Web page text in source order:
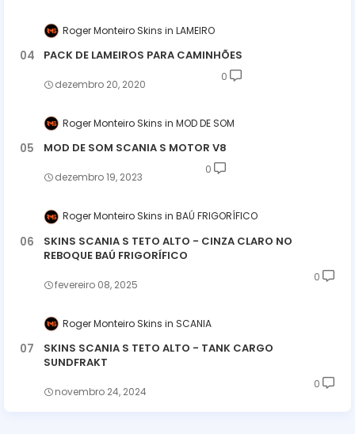
Roger Monteiro Skins LAMEIRO
PACK DE LAMEIROS PARA CAMINHÕES
dezembro 20, 2020
0
Roger Monteiro Skins MOD DE SOM
MOD DE SOM SCANIA S MOTOR V8
dezembro 19, 2023
0
Roger Monteiro Skins BAÚ FRIGORÍFICO
SKINS SCANIA S TETO ALTO - CINZA CLARO NO
REBOQUE BAÚ FRIGORÍFICO
fevereiro 08, 2025
0
Roger Monteiro Skins SCANIA
SKINS SCANIA S TETO ALTO - TANK CARGO
SUNDFRAKT
novembro 24, 2024
0